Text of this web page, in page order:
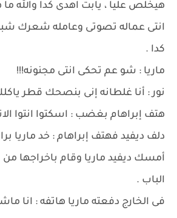
هيخلص عليا ، يابت اهدى كدا والله
انتى عماله تصوتى وعامله شعرك
كدا .
ماريا : شو عم تحكى انتى مجنونه!!!
نور : أنا غلطانه إنى بنصحك قطر
هتف إبراهام بغضب : اسكتوا انتوا
دلف ديفيد فهتف إبراهام : خد ماريا برا
أمسك ديفيد ماريا وقام باخراجها من
الباب .
فى الخارج دفعته ماريا هاتفه : انا